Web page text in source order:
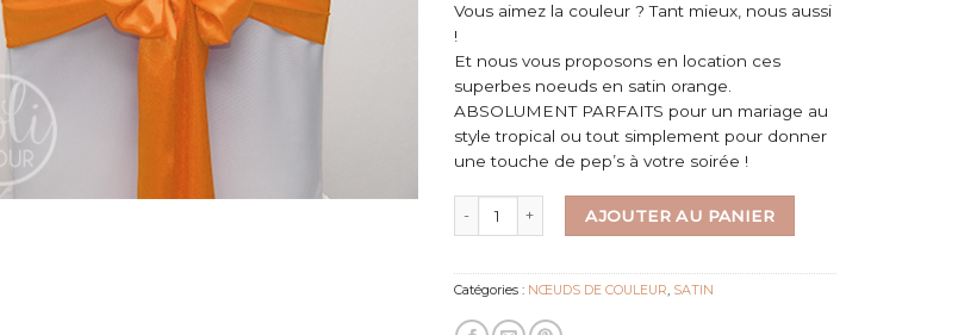
était :est :
Vous aimez la couleur ? Tant mieux, nous aussi
!
Et nous vous proposons en location ces
superbes noeuds en satin orange.
ABSOLUMENT PARFAITS pour un mariage au
style tropical ou tout simplement pour donner
une touche de pep’s à votre soirée !
AJOUTER AU PANIER
Catégories : NŒUDS DE COULEUR, SATIN